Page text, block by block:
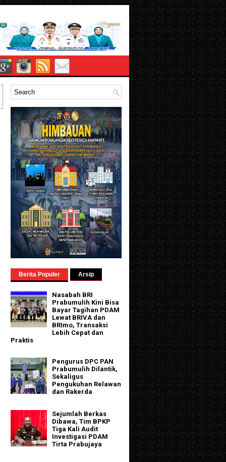
Berita Populer Arsip
Nasabah BRI
Prabumulih Kini Bisa
Bayar Tagihan PDAM
Lewat BRIVA dan
BRImo, Transaksi
Lebih Cepat dan
Praktis
Pengurus DPC PAN
Prabumulih Dilantik,
Sekaligus
Pengukuhan Relawan
dan Rakerda
Sejumlah Berkas
Dibawa, Tim BPKP
Tiga Kali Audit
Investigasi PDAM
Tirta Prabujaya